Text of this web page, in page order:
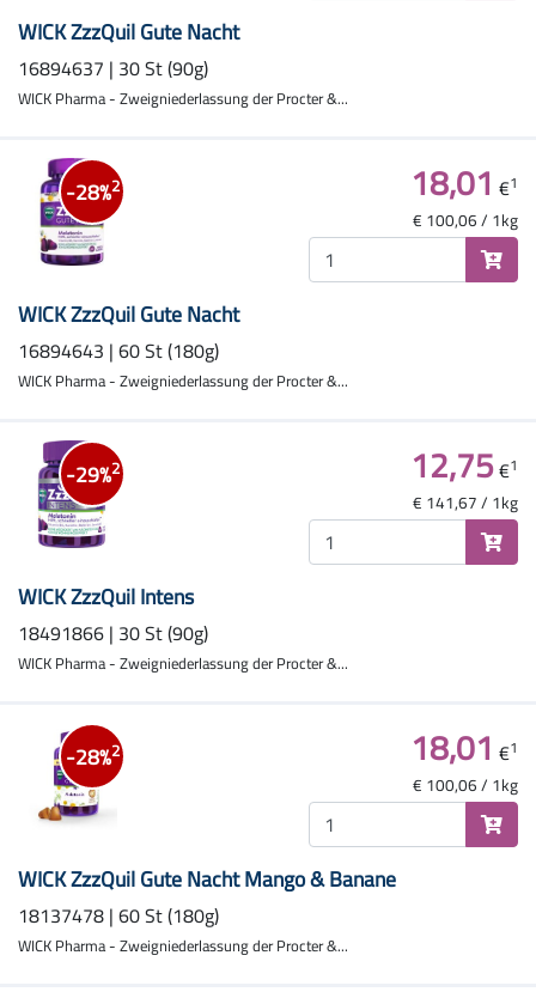
WICK ZzzQuil Gute Nacht
16894637 | 30 St (90g)
WICK Pharma - Zweigniederlassung der Procter &...
-28%2
WICK ZzzQuil Gute Nacht
16894643 | 60 St (180g)
WICK Pharma - Zweigniederlassung der Procter &...
18,01 €1
€ 100,06 / 1kg
-29%2
WICK ZzzQuil Intens
18491866 | 30 St (90g)
WICK Pharma - Zweigniederlassung der Procter &...
12,75€1
€ 141,67 / 1kg
-28%2
WICK ZzzQuil Gute Nacht Mango & Banane
18137478 | 60 St (180g)
WICK Pharma - Zweigniederlassung der Procter &...
18,01 €1
€ 100,06 / 1kg